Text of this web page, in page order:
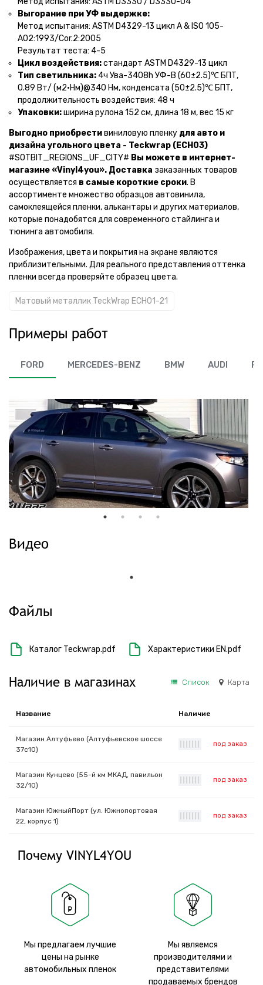
Выгорание при УФ выдержке:
Метод испытания: ASTM D4329-13 цикл A & ISO 105-
A02:1993/Cor.2:2005
Результат теста: 4-5
Цикл воздействия:стандарт ASTM D4329-13 цикл
Тип светильника:4ч Ува-3408h УФ-В (60±2.5)℃ БПТ,
0.89 Вт/ (м2•Нм)@340 Нм, конденсата (50±2.5)℃ БПТ,
продолжительность воздействия: 48 ч
Упаковки:ширина рулона 152 см, длина 18 м, вес 15 кг
Выгодно приобрестивиниловую пленку для авто и
дизайна угольного цвета - Teckwrap (ECH03)
#SOTBIT_REGIONS_UF_CITY# Вы можете в интернет-
магазине «Vinyl4you». Доставка заказанных товаров
осуществляется в самые короткие сроки. В
ассортименте множество образцов автовинила,
самоклеящейся пленки, алькантары и других материалов,
которые понадобятся для современного стайлинга и
тюнинга автомобиля.
Изображения, цвета и покрытия на экране являются
приблизительными. Для реального представления оттенка
пленки всегда проверяйте образец цвета.
Матовый металлик TeckWrap ECH01-21
Примеры работ
FORD MERCEDES-BENZ BMW AUDI
Видео
Файлы
Каталог Teckwrap.pdf Характеристики EN.pdf
Наличие в магазинах Список Карта
Название Наличие
Магазин Алтуфьево (Алтуфьевское шоссе
37с10)
под заказ
Магазин Кунцево (55-й км МКАД, павильон
32/10)
под заказ
Магазин ЮжныйПорт (ул. Южнопортовая
22, корпус 1)
под заказ
Почему VINYL4YOU
Мы предлагаем лучшие
цены на рынке
автомобильных пленок
Мы являемся
производителями и
представителями
продаваемых брендов